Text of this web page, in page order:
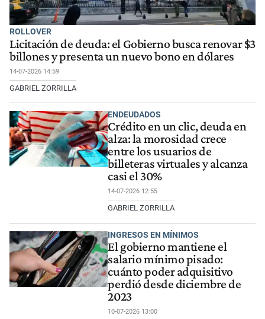
ROLLOVER
Licitación de deuda: el Gobierno busca renovar $3
billones y presenta un nuevo bono en dólares
14-07-2026 14:59
GABRIEL ZORRILLA
ENDEUDADOS
Crédito en un clic, deuda en
alza: la morosidad crece
entre los usuarios de
billeteras virtuales y alcanza
casi el 30%
14-07-2026 12:55
GABRIEL ZORRILLA
INGRESOS EN MÍNIMOS
El gobierno mantiene el
salario mínimo pisado:
cuánto poder adquisitivo
perdió desde diciembre de
2023
10-07-2026 13:00